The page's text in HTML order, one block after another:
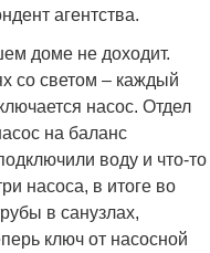
агентства.
доме не доходит.
со светом – каждый
насос. Отдел
на баланс
воду и что-то
насоса, в итоге во
в санузлах,
ключ от насосной